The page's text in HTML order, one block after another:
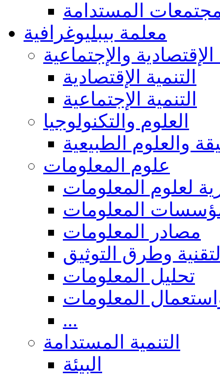
المستدامة
معلمة بيبليوغرافية
الإقتصادية والإجتماعية
التنمية الإقتصادية
التنمية الإجتماعية
العلوم والتكنولوجيا
والعلوم الطبيعية
علوم المعلومات
لعلوم المعلومات
المعلومات
مصادر المعلومات
وطرق التوثيق
تحليل المعلومات
المعلومات
...
التنمية المستدامة
البيئة